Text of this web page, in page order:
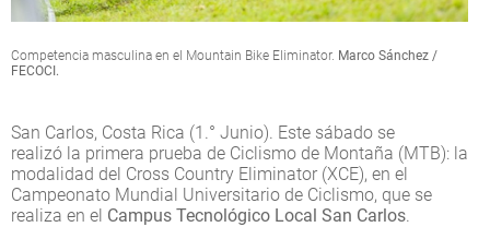
Competencia masculina en el Mountain Bike Eliminator. Marco Sánchez /
FECOCI.
San Carlos, Costa Rica (1.° Junio). Este sábado se
realizó la primera prueba de Ciclismo de Montaña (MTB): la
modalidad del Cross Country Eliminator (XCE), en el
Campeonato Mundial Universitario de Ciclismo, que se
realiza en el Campus Tecnológico Local San Carlos.